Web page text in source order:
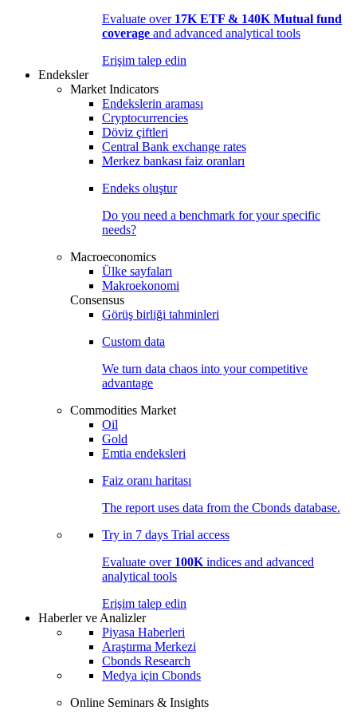
Evaluate over 17K ETF & 140K Mutual fund
coverage and advanced analytical tools
Erişim talep edin
Endeksler
Market Indicators
Endekslerin araması
Cryptocurrencies
Döviz çiftleri
Central Bank exchange rates
Merkez bankası faiz oranları
Endeks oluştur
Do you need a benchmark for your specific
needs?
Macroeconomics
Ülke sayfaları
Makroekonomi
Consensus
Görüş birliği tahminleri
Custom data
We turn data chaos into your competitive
advantage
Commodities Market
Oil
Gold
Emtia endeksleri
Faiz oranı haritası
The report uses data from the Cbonds database.
Try in 7 days Trial access
Evaluate over 100K indices and advanced
analytical tools
Erişim talep edin
Haberler ve Analizler
Piyasa Haberleri
Araştırma Merkezi
Cbonds Research
Medya için Cbonds
Online Seminars & Insights